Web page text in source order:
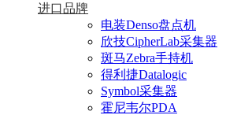
进口品牌
电装Denso盘点机
欣技CipherLab采集器
斑马Zebra手持机
得利捷Datalogic
Symbol采集器
霍尼韦尔PDA